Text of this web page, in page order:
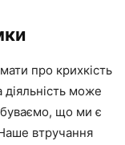
про крихкість
може
що ми є
втручання